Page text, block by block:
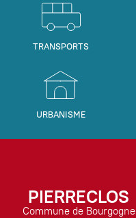
TRANSPORTS
URBANISME
PIERRECLOS
Commune de Bourgogne